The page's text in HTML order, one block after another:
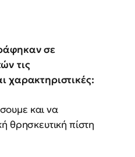
σε
τις
χαρακτηριστικές:
και να
θρησκευτική πίστη